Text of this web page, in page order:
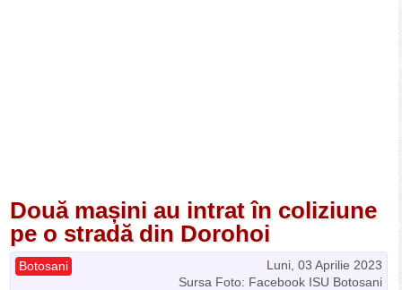
Două mașini au intrat în coliziune
pe o stradă din Dorohoi
Luni, 03 Aprilie 2023
Botosani
Sursa Foto: Facebook ISU Botosani